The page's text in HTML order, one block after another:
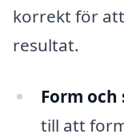
korrekt för
resultat.
Form
till att